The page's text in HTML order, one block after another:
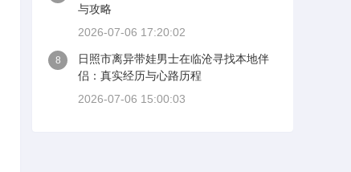
与攻略
2026-07-06 17:20:02
8
日照市离异带娃男士在临沧寻找本地伴
侣：真实经历与心路历程
2026-07-06 15:00:03